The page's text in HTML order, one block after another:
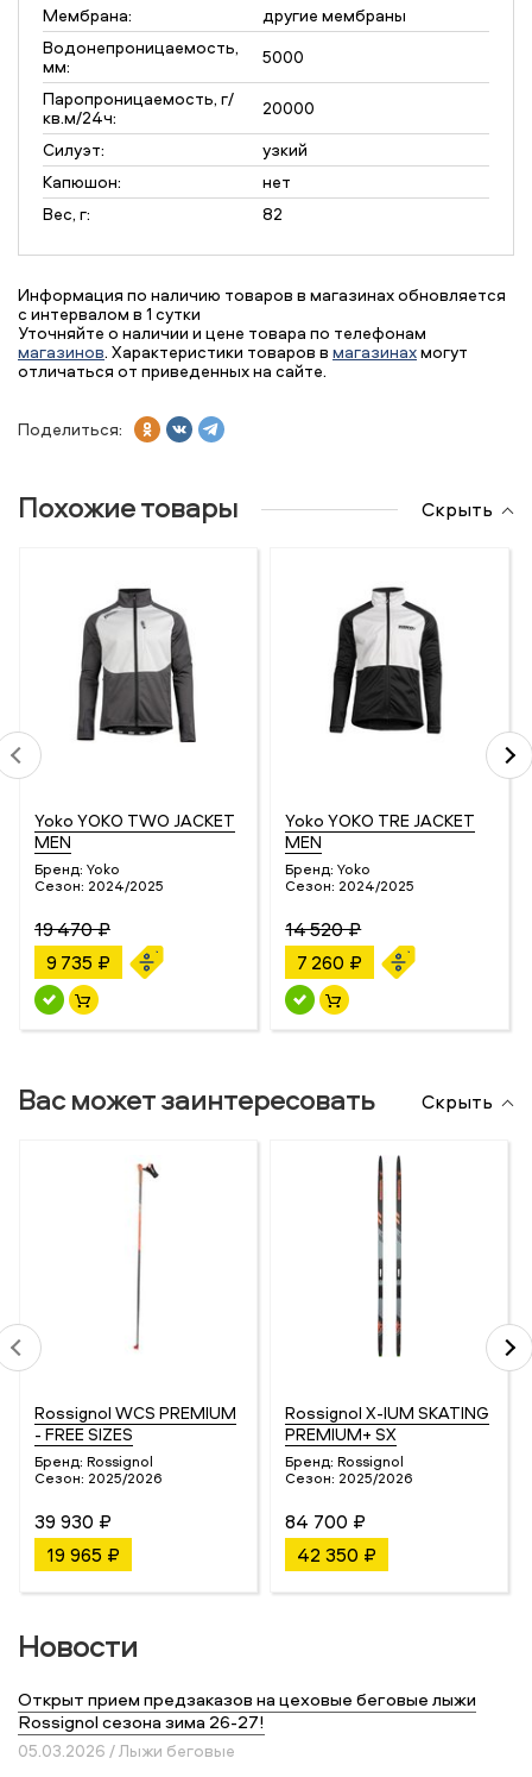
Мембрана:
другие мембраны
Водонепроницаемость,
мм:
5000
Паропроницаемость, г/
кв.м/24ч:
20000
Силуэт:
узкий
Капюшон:
нет
Вес, г:
82
Информация по наличию товаров в магазинах обновляется
с интервалом в 1 сутки
Уточняйте о наличии и цене товара по телефонам
магазинов. Характеристики товаров в магазинахмогут
отличаться от приведенных на сайте.
Поделиться:
Похожие товары Скрыть
Yoko YOKO TWO JACKET
MEN
Бренд: Yoko
Сезон: 2024/2025
19 470 ₽
9 735 ₽
Yoko YOKO TRE JACKET
MEN
Бренд: Yoko
Сезон: 2024/2025
14 520 ₽
7 260 ₽
Вас может заинтересовать Скрыть
Rossignol WCS PREMIUM
- FREE SIZES
Бренд: Rossignol
Сезон: 2025/2026
39 930 ₽
19 965 ₽
Rossignol X-IUM SKATING
PREMIUM+ SX
Бренд: Rossignol
Сезон: 2025/2026
84 700 ₽
42 350 ₽
Новости
Открыт прием предзаказов на цеховые беговые лыжи
Rossignol сезона зима 26-27!
05.03.2026 / Лыжи беговые